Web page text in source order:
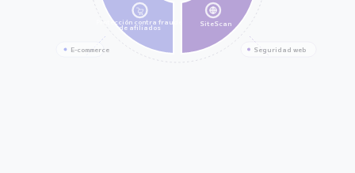
Seguridad web
E-commerce
SiteScan
Protección contra fraude
de afiliados